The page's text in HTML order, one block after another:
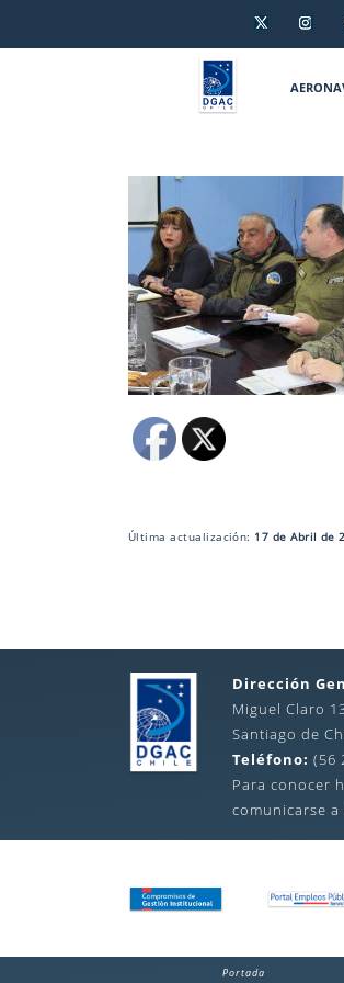
Última actualización: 17 de Abril de
Dirección
Miguel Claro
Santiago de
Teléfono: (56
Para conocer
comunicarse
Portada